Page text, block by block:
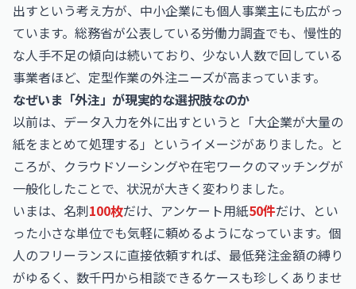
出すという考え方が、中小企業にも個人事業主にも広がっ
ています。総務省が公表している労働力調査でも、慢性的
な人手不足の傾向は続いており、少ない人数で回している
事業者ほど、定型作業の外注ニーズが高まっています。
なぜいま「外注」が現実的な選択肢なのか
以前は、データ入力を外に出すというと「大企業が大量の
紙をまとめて処理する」というイメージがありました。と
ころが、クラウドソーシングや在宅ワークのマッチングが
一般化したことで、状況が大きく変わりました。
いまは、名刺100枚だけ、アンケート用紙50件だけ、とい
った小さな単位でも気軽に頼めるようになっています。個
人のフリーランスに直接依頼すれば、最低発注金額の縛り
がゆるく、数千円から相談できるケースも珍しくありませ